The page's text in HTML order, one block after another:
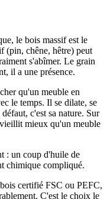
le bois massif est le
(pin, chêne, hêtre) peut
s'abîmer. Le grain
il a une présence.
qu'un meuble en
le temps. Il se dilate, se
c'est sa nature. Sur
mieux qu'un meuble
: un coup d'huile de
chimique compliqué.
certifié FSC ou PEFC,
C'est le choix le